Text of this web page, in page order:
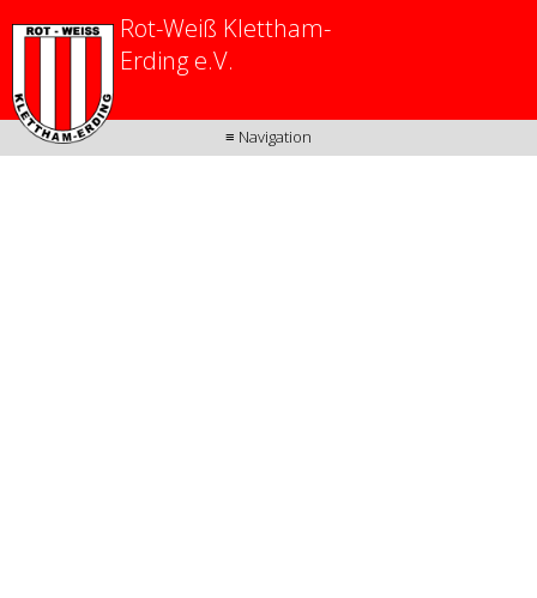
≡ Navigation
Rot-Weiß Klettham-
Erding e.V.